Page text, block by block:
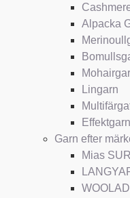
Alpacka
Lingarn
Effektgarn
Garn efter
Mias SURI